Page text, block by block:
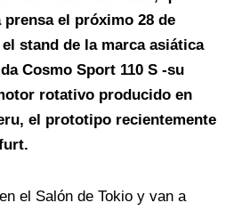
el próximo 28 de
stand de la marca asiática
Cosmo Sport 110 S -su
rotativo producido en
el prototipo recientemente
el Salón de Tokio y van a